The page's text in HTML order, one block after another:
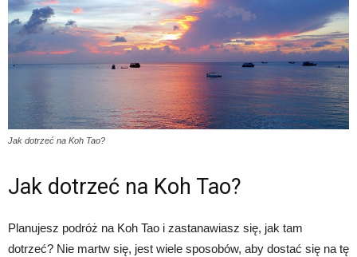
Jak dotrzeć na Koh Tao?
Jak dotrzeć na Koh Tao?
Planujesz podróż na Koh Tao i zastanawiasz się, jak tam
dotrzeć? Nie martw się, jest wiele sposobów, aby dostać się na tę